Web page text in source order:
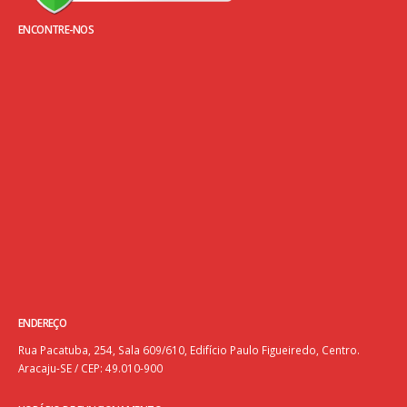
ENCONTRE-NOS
ENDEREÇO
Rua Pacatuba, 254, Sala 609/610, Edifício Paulo Figueiredo, Centro.
Aracaju-SE / CEP: 49.010-900